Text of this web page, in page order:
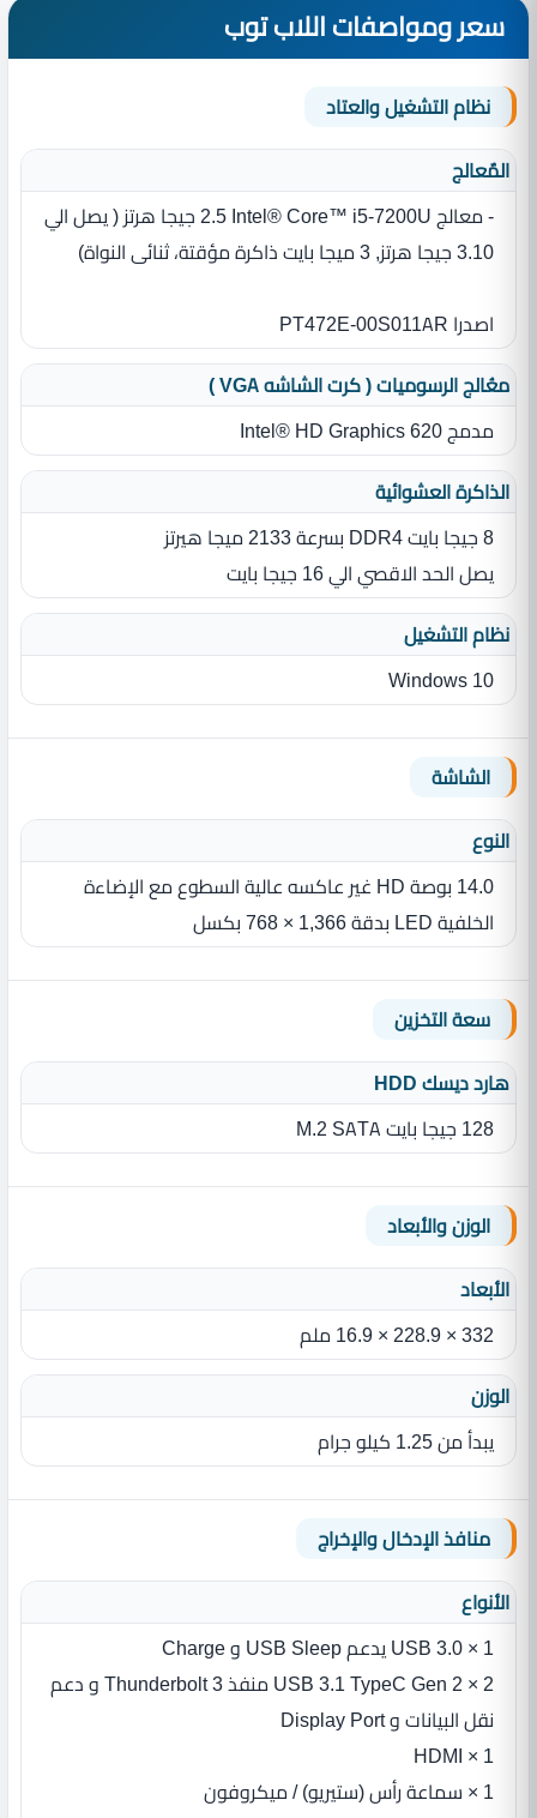
سعر ومواصفات اللاب توب
نظام التشغيل والعتاد
المٌعالج
- معالج Intel® Core™ i5‎-7200U ‏2.5 جيجا هرتز ‏(‏ يصل الي
3.10 جيجا هرتز‏,‏ 3 ميجا بايت ذاكرة مؤقتة، ثنائى النواة‏)‏
اصدرا PT472E-00S011AR
معُالج الرسوميات ( كرت الشاشه VGA )
مدمج Intel® HD Graphics 620
الذاكرة العشوائية
8 جيجا بايت DDR4 بسرعة 2133 ميجا هيرتز
يصل الحد الاقصي الي 16 جيجا بايت
نظام التشغيل
Windows 10
الشاشة
النوع
14.0 بوصة HD غير عاكسه عالية السطوع مع الإضاءة
الخلفية LED بدقة 1,366 × 768 بكسل
سعة التخزين
هارد ديسك HDD
128 جيجا بايت M.2 SATA
الوزن والأبعاد
الأبعاد
332 × 228.9 × 16.9 ملم
الوزن
يبدأ من 1.25 كيلو جرام
منافذ الإدخال والإخراج
الأنواع
1 × USB 3.0 يدعم USB Sleep و Charge
2 × USB 3.1 TypeC Gen 2 منفذ Thunderbolt 3 و دعم
نقل البيانات و Display Port
1 × HDMI
1 × سماعة رأس (ستيريو) / ميكروفون